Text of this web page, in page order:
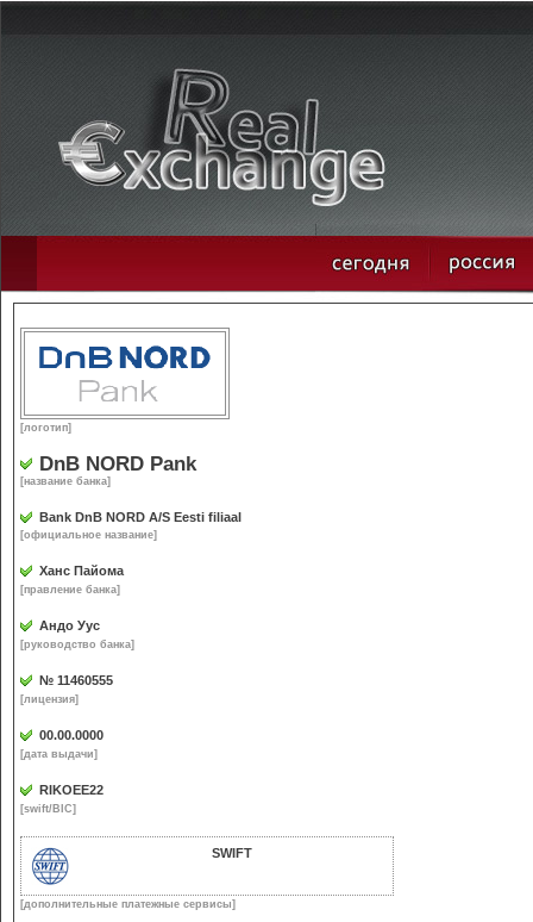
[логотип]
DnB NORD Pank
[название банка]
Bank DnB NORD A/S Eesti filiaal
[официальное название]
Ханс Пайома
[правление банка]
Андо Уус
[руководство банка]
№ 11460555
[лицензия]
00.00.0000
[дата выдачи]
RIKOEE22
[swift/BIC]
SWIFT
[дополнительные платежные сервисы]